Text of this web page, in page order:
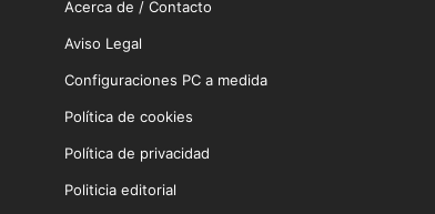
Acerca de / Contacto
Aviso Legal
Configuraciones PC a medida
Política de cookies
Política de privacidad
Politicia editorial